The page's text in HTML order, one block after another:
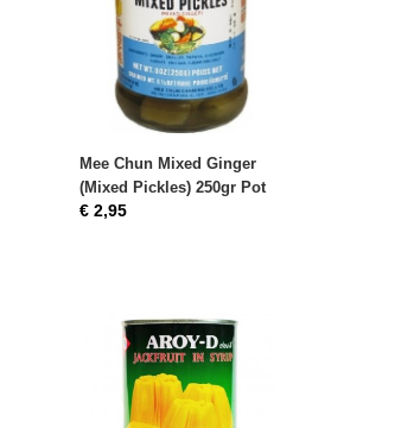
Mee Chun Mixed Ginger
(Mixed Pickles) 250gr Pot
€ 2,95